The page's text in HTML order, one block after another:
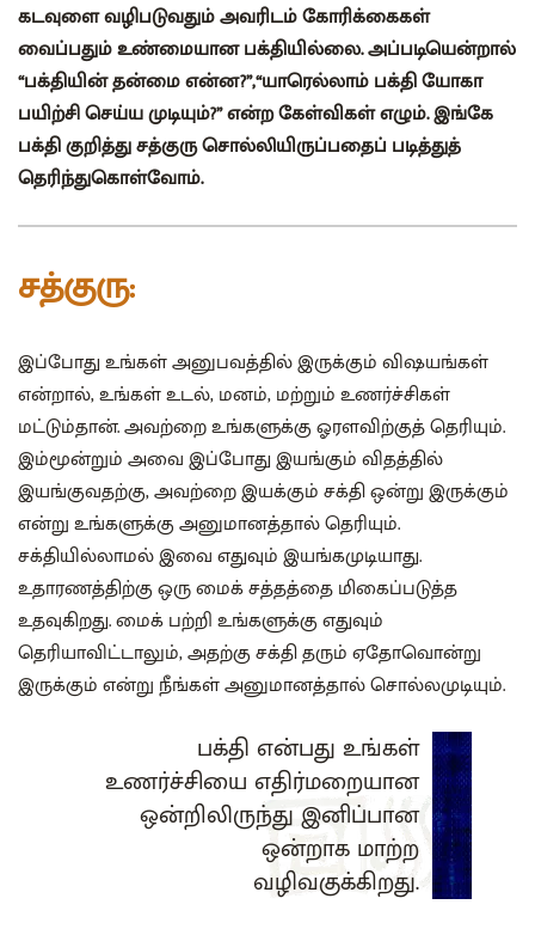
கடவுளை வழிபடுவதும் அவரிடம் கோரிக்கைகள்
வைப்பதும் உண்மையான பக்தியில்லை. அப்படியென்றால்
“பக்தியின் தன்மை என்ன?”,“யாரெல்லாம் பக்தி யோகா
பயிற்சி செய்ய முடியும்?” என்ற கேள்விகள் எழும். இங்கே
பக்தி குறித்து சத்குரு சொல்லியிருப்பதைப் படித்துத்
தெரிந்துகொள்வோம்.
சத்குரு:
இப்போது உங்கள் அனுபவத்தில் இருக்கும் விஷயங்கள்
என்றால், உங்கள் உடல், மனம், மற்றும் உணர்ச்சிகள்
மட்டும்தான். அவற்றை உங்களுக்கு ஓரளவிற்குத் தெரியும்.
இம்மூன்றும் அவை இப்போது இயங்கும் விதத்தில்
இயங்குவதற்கு, அவற்றை இயக்கும் சக்தி ஒன்று இருக்கும்
என்று உங்களுக்கு அனுமானத்தால் தெரியும்.
சக்தியில்லாமல் இவை எதுவும் இயங்கமுடியாது.
உதாரணத்திற்கு ஒரு மைக் சத்தத்தை மிகைப்படுத்த
உதவுகிறது. மைக் பற்றி உங்களுக்கு எதுவும்
தெரியாவிட்டாலும், அதற்கு சக்தி தரும் ஏதோவொன்று
இருக்கும் என்று நீங்கள் அனுமானத்தால் சொல்லமுடியும்.
பக்தி என்பது உங்கள்
உணர்ச்சியை எதிர்மறையான
ஒன்றிலிருந்து இனிப்பான
ஒன்றாக மாற்ற
வழிவகுக்கிறது.